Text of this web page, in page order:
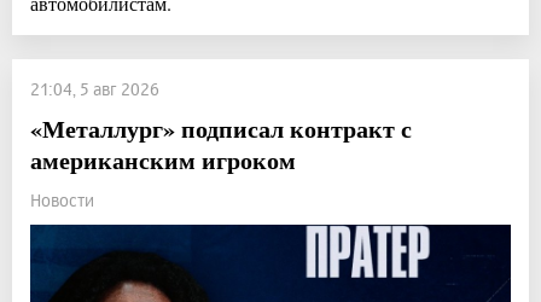
21:04, 5 авг 2026
«Металлург» подписал контракт с
американским игроком
Новости